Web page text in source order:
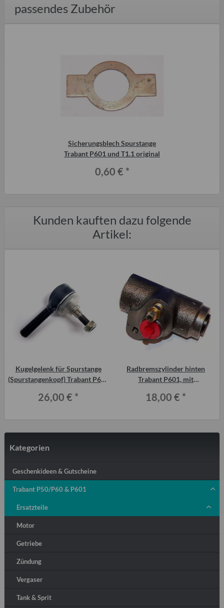
passendes Zubehör
Sicherungsblech Spurstange
Trabant P601 und T1.1 original
0,60 € *
Kunden kauften dazu folgende
Artikel:
Kugelgelenk für Spurstange
(Spurstangenkopf) Trabant P601
26,00 € *
Radbremszylinder hinten
Trabant P601, mit
18,00 € *
Kategorien
Geschenkideen & Gutscheine
Trabant P50/P60 & P601
Ersatzteile
Motor
Getriebe
Zündung
Vergaser
Tank & Sprit